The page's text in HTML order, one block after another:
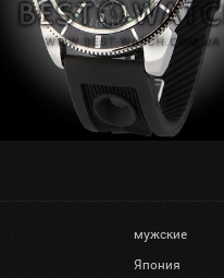
мужские
Япония